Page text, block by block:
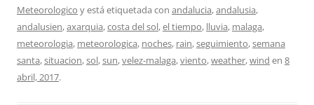
Meteorologico y está etiquetada con andalucia,andalusia,
andalusien,axarquia,costa del sol,el tiempo, lluvia, malaga,
meteorologia, meteorologica, noches, rain,seguimiento,semana
santa,situacion,sol,sun,velez-malaga,viento,weather,wind en 8
abril, 2017.